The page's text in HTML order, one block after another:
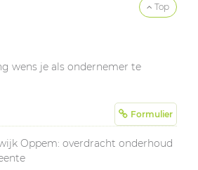
wens je als ondernemer te
Formulier
Oppem: overdracht onderhoud
Top